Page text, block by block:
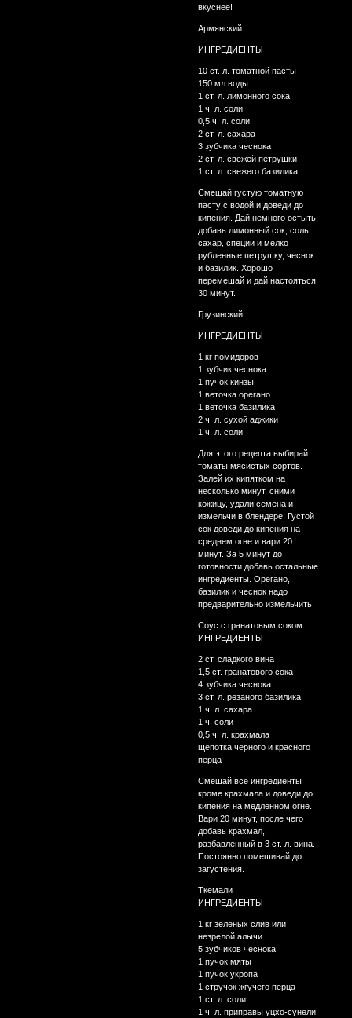
вкуснее!
Армянский
ИНГРЕДИЕНТЫ
10 ст. л. томатной пасты
150 мл воды
1 ст. л. лимонного сока
1 ч. л. соли
0,5 ч. л. соли
2 ст. л. сахара
3 зубчика чеснока
2 ст. л. свежей петрушки
1 ст. л. свежего базилика
Смешай густую томатную
пасту с водой и доведи до
кипения. Дай немного остыть,
добавь лимонный сок, соль,
сахар, специи и мелко
рубленные петрушку, чеснок
и базилик. Хорошо
перемешай и дай настояться
30 минут.
Грузинский
ИНГРЕДИЕНТЫ
1 кг помидоров
1 зубчик чеснока
1 пучок кинзы
1 веточка орегано
1 веточка базилика
2 ч. л. сухой аджики
1 ч. л. соли
Для этого рецепта выбирай
томаты мясистых сортов.
Залей их кипятком на
несколько минут, сними
кожицу, удали семена и
измельчи в блендере. Густой
сок доведи до кипения на
среднем огне и вари 20
минут. За 5 минут до
готовности добавь остальные
ингредиенты. Орегано,
базилик и чеснок надо
предварительно измельчить.
Соус с гранатовым соком
ИНГРЕДИЕНТЫ
2 ст. сладкого вина
1,5 ст. гранатового сока
4 зубчика чеснока
3 ст. л. резаного базилика
1 ч. л. сахара
1 ч. соли
0,5 ч. л. крахмала
щепотка черного и красного
перца
Смешай все ингредиенты
кроме крахмала и доведи до
кипения на медленном огне.
Вари 20 минут, после чего
добавь крахмал,
разбавленный в 3 ст. л. вина.
Постоянно помешивай до
загустения.
Ткемали
ИНГРЕДИЕНТЫ
1 кг зеленых слив или
незрелой алычи
5 зубчиков чеснока
1 пучок мяты
1 пучок укропа
1 стручок жгучего перца
1 ст. л. соли
1 ч. л. приправы уцхо-сунели